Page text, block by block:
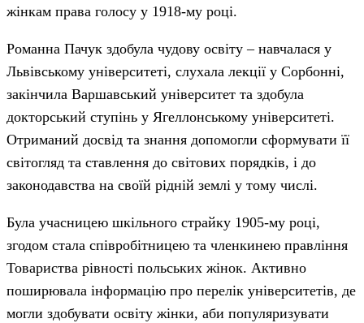
жінкам права голосу у 1918-му році.
Романна Пачук здобула чудову освіту – навчалася у
Львівському університеті, слухала лекції у Сорбонні,
закінчила Варшавський університет та здобула
докторський ступінь у Ягеллонському університеті.
Отриманий досвід та знання допомогли сформувати її
світогляд та ставлення до світових порядків, і до
законодавства на своїй рідній землі у тому числі.
Була учасницею шкільного страйку 1905-му році,
згодом стала співробітницею та членкинею правління
Товариства рівності польських жінок. Активно
поширювала інформацію про перелік університетів, де
могли здобувати освіту жінки, аби популяризувати